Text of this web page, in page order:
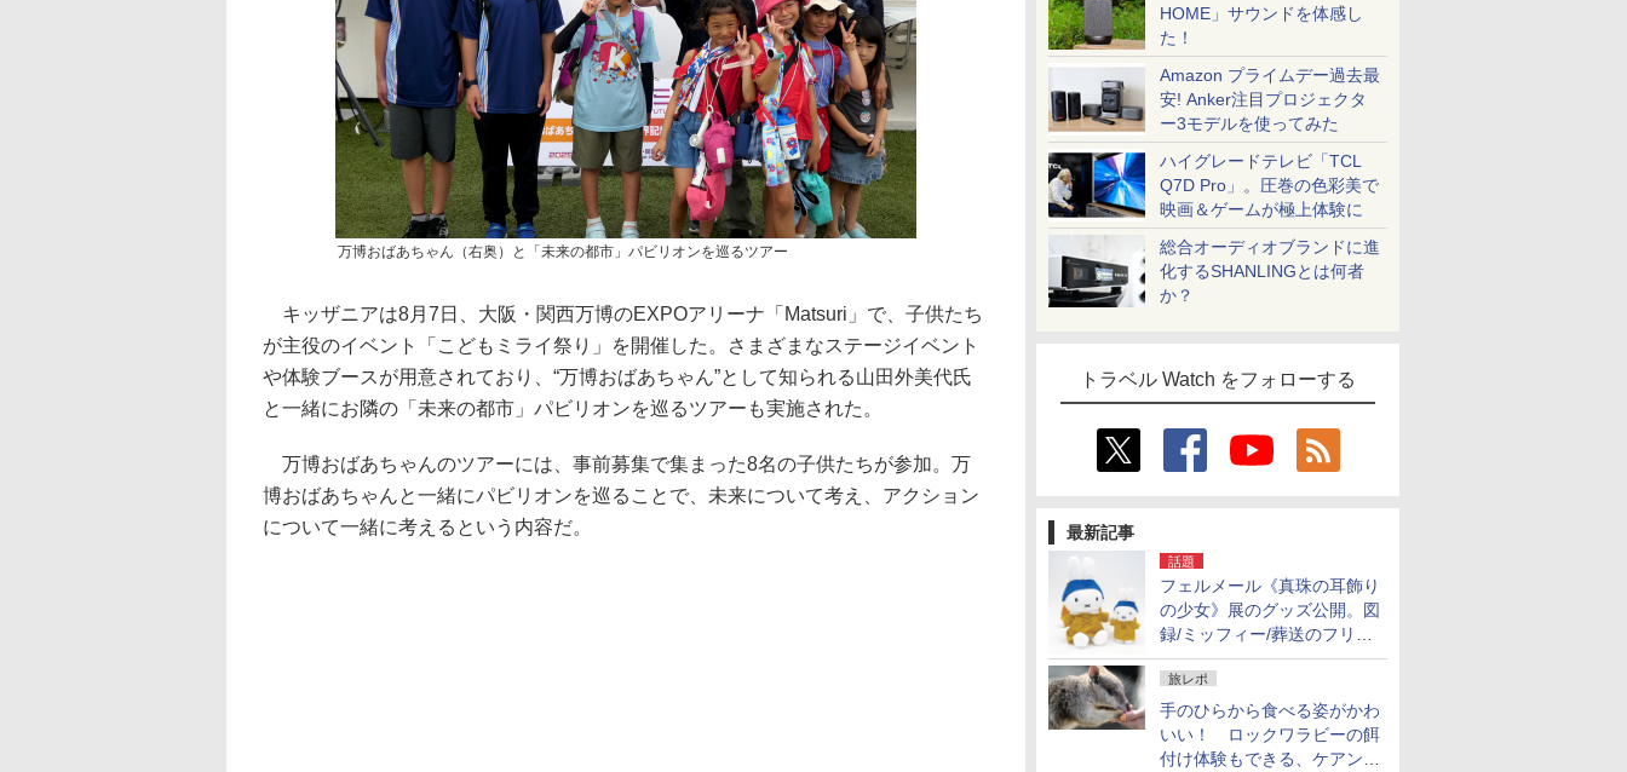
HOME」サウンドを体感し
た！
Amazon プライムデー過去最
安! Anker注目プロジェクタ
ー3モデルを使ってみた
ハイグレードテレビ「TCL
Q7D Pro」。圧巻の色彩美で
映画＆ゲームが極上体験に
総合オーディオブランドに進
化するSHANLINGとは何者
か？
トラベル Watch をフォローする
最新記事
話題
フェルメール《真珠の耳飾り
の少女》展のグッズ公開。図
録/ミッフィー/葬送のフリー
レンほか、注目ブランドコラ
ボが実現
旅レポ
手のひらから食べる姿がかわ
いい！ ロックワラビーの餌
付け体験もできる、ケアンズ
万博おばあちゃん（右奥）と「未来の都市」パビリオンを巡るツアー
キッザニアは8月7日、大阪・関西万博のEXPOアリーナ「Matsuri」で、子供たち
が主役のイベント「こどもミライ祭り」を開催した。さまざまなステージイベント
や体験ブースが用意されており、“万博おばあちゃん”として知られる山田外美代氏
と一緒にお隣の「未来の都市」パビリオンを巡るツアーも実施された。
万博おばあちゃんのツアーには、事前募集で集まった8名の子供たちが参加。万
博おばあちゃんと一緒にパビリオンを巡ることで、未来について考え、アクション
について一緒に考えるという内容だ。